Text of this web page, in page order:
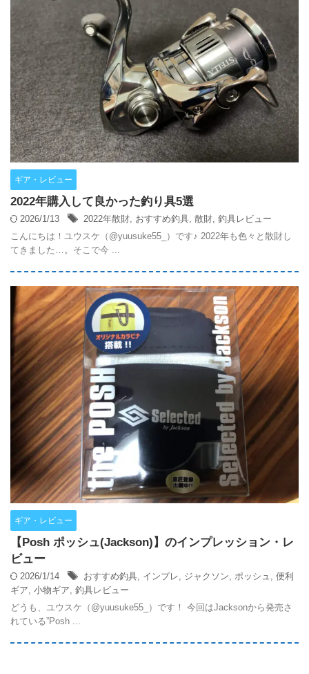
ギア・レビュー
2022年購入して良かった釣り具5選
2026/1/13 2022年散財, おすすめ釣具, 散財, 釣具レビュー
こんにちは！ユウスケ（@yuusuke55_）です♪ 2022年も色々と散財し
てきました…。そこで今 ...
ギア・レビュー
【Posh ポッシュ(Jackson)】のインプレッション・レ
ビュー
2026/1/14 おすすめ釣具 インプレ ジャクソン ポッシュ
便利
ギア 小物ギア 釣具レビュー
どうも、ユウスケ（@yuusuke55_）です！ 今回はJacksonから発売さ
れている”Posh ...